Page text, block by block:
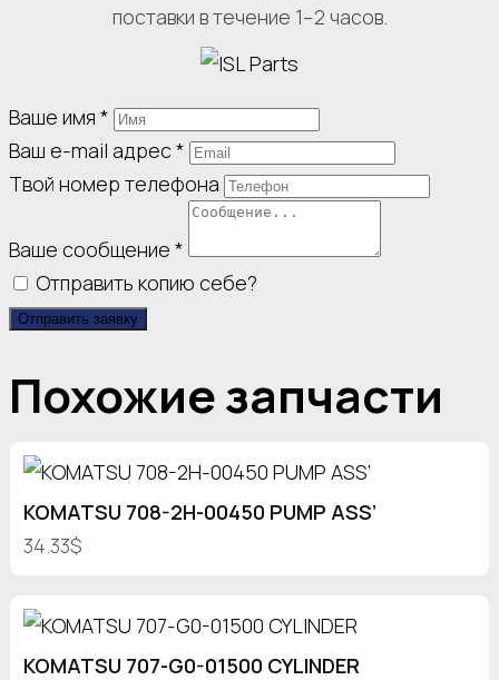
поставки в течение 1–2 часов.
Ваше имя *
Ваш e-mail адрес*
Твой номер телефона
Ваше сообщение *
Отправить копию себе?
Отправить заявку
Похожие запчасти
KOMATSU 708-2H-00450 PUMP ASS’
34.33$
KOMATSU 707-G0-01500 CYLINDER